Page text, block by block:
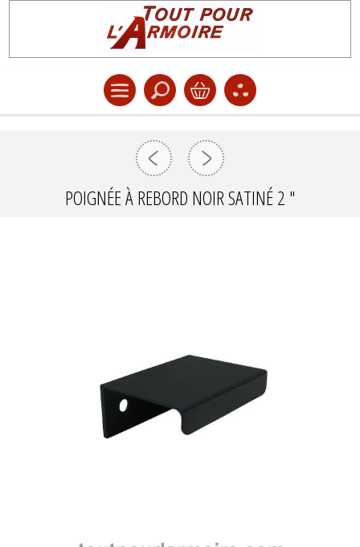
POIGNÉE À REBORD NOIR SATINÉ 2 "